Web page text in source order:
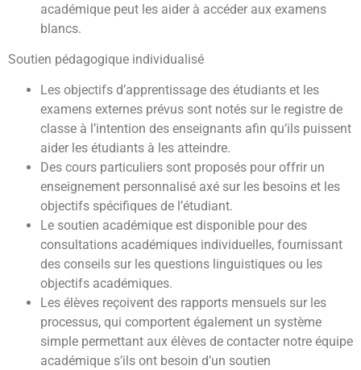
académique peut les aider à accéder aux examens
blancs.
Soutien pédagogique individualisé
Les objectifs d’apprentissage des étudiants et les
examens externes prévus sont notés sur le registre de
classe à l’intention des enseignants afin qu’ils puissent
aider les étudiants à les atteindre.
Des cours particuliers sont proposés pour offrir un
enseignement personnalisé axé sur les besoins et les
objectifs spécifiques de l’étudiant.
Le soutien académique est disponible pour des
consultations académiques individuelles, fournissant
des conseils sur les questions linguistiques ou les
objectifs académiques.
Les élèves reçoivent des rapports mensuels sur les
processus, qui comportent également un système
simple permettant aux élèves de contacter notre équipe
académique s’ils ont besoin d’un soutien